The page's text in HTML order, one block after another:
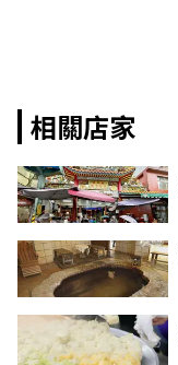
相關店家